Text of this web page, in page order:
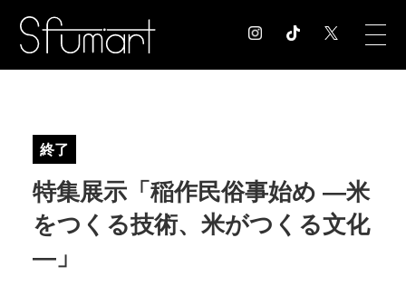
EXHIBITION 展覧会情報
MUSEUM 美術館情報
終了
特集展示「稲作民俗事始め ―米
をつくる技術、米がつくる文化
―」